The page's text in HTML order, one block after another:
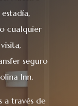
cualquier
seguro
Inn.
a través de